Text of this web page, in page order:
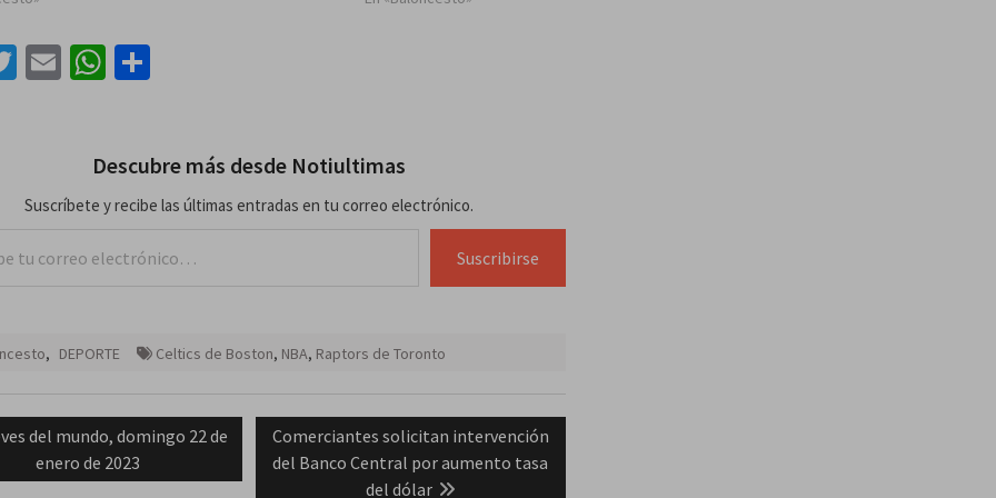
Twitter
EmailWhatsApp
Descubre más desde Notiultimas
Suscríbete y recibe las últimas entradas en tu correo electrónico.
Suscribirse
, DEPORTE Celtics de Boston, NBA, Raptors de Toronto
del mundo, domingo 22 de
enero de 2023
Next
post:
Comerciantes solicitan intervención
del Banco Central por aumento tasa
del dólar